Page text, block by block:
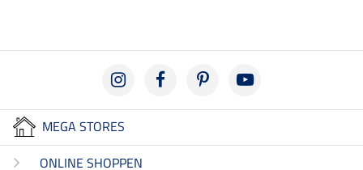
MEGA STORES
ONLINE SHOPPEN